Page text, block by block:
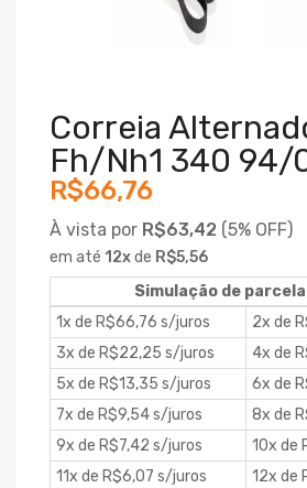
Correia
Fh/nh1 340 94/
R$66,76
À vista por R$63,42 (5% OFF)
em até 12xde R$5,56
Simulação de
1x de R$66,76 s/juros
2x de
3x de R$22,25 s/juros
4x de
5x de R$13,35 s/juros
6x de
7x de R$9,54 s/juros
8x de
9x de R$7,42 s/juros
10x de
11x de R$6,07 s/juros
12x de